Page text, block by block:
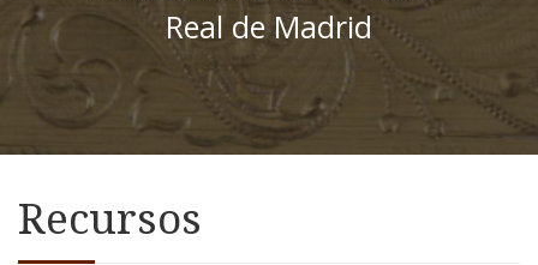
Real de Madrid
Recursos